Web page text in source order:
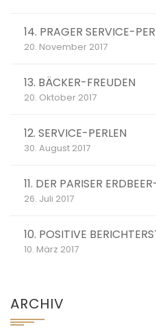
14. PRAGER SERVICE-
20. November 2017
13. BÄCKER-FREUDEN
20. Oktober 2017
12. SERVICE-PERLEN
30. August 2017
11. DER PARISER
26. Juli 2017
10. POSITIVE
10. März 2017
ARCHIV